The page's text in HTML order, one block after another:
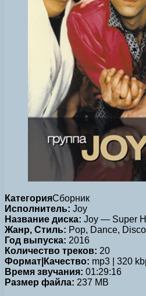
КатегорияСборник
Исполнитель: Joy
Название диска: Joy — Super
Жанр, Стиль: Pop, Dance, Disco
Год выпуска: 2016
Количество треков: 20
Формат|Качество: mp3 | 320
Время звучания: 01:29:16
Размер файла: 237 MB